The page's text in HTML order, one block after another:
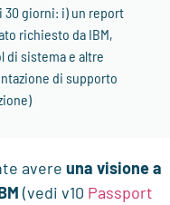
30 giorni: i) un report
richiesto da IBM,
di sistema e altre
di supporto
avere una visione a
(vedi v10 Passport